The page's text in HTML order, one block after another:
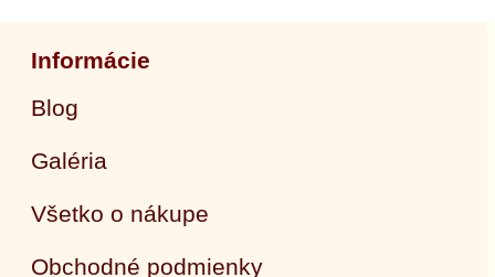
Informácie
Blog
Galéria
Všetko o nákupe
Obchodné podmienky